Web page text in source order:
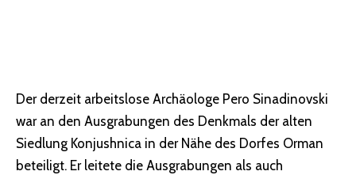
Der derzeit arbeitslose Archäologe Pero Sinadinovski
war an den Ausgrabungen des Denkmals der alten
Siedlung Konjushnica in der Nähe des Dorfes Orman
beteiligt. Er leitete die Ausgrabungen als auch